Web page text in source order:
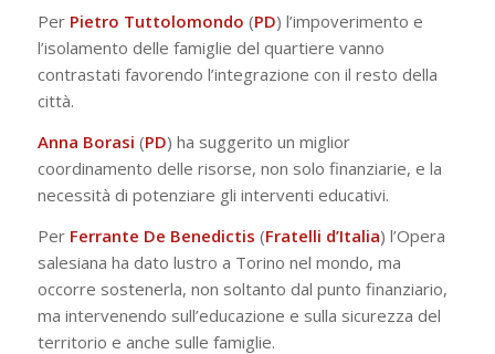
Per Pietro Tuttolomondo (PD) l’impoverimento e
l’isolamento delle famiglie del quartiere vanno
contrastati favorendo l’integrazione con il resto della
città.
Anna Borasi (PD) ha suggerito un miglior
coordinamento delle risorse, non solo finanziarie, e la
necessità di potenziare gli interventi educativi.
Per Ferrante De Benedictis (Fratelli d’Italia) l’Opera
salesiana ha dato lustro a Torino nel mondo, ma
occorre sostenerla, non soltanto dal punto finanziario,
ma intervenendo sull’educazione e sulla sicurezza del
territorio e anche sulle famiglie.